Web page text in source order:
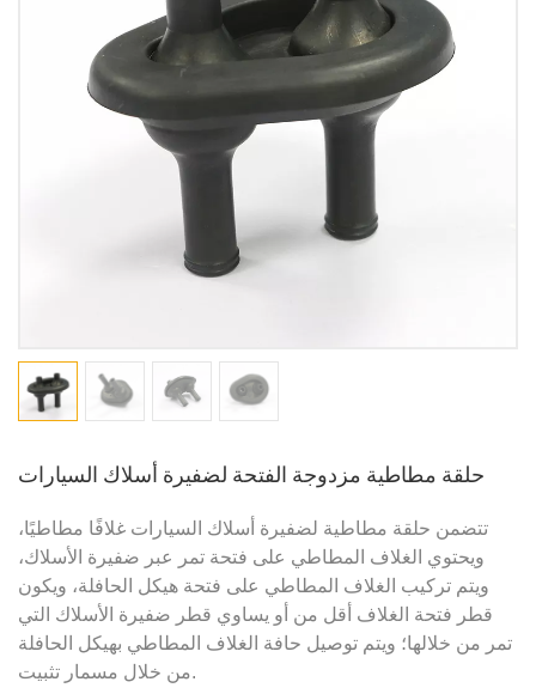
حلقة مطاطية مزدوجة الفتحة لضفيرة أسلاك السيارات
تتضمن حلقة مطاطية لضفيرة أسلاك السيارات غلافًا مطاطيًا،
ويحتوي الغلاف المطاطي على فتحة تمر عبر ضفيرة الأسلاك،
ويتم تركيب الغلاف المطاطي على فتحة هيكل الحافلة، ويكون
قطر فتحة الغلاف أقل من أو يساوي قطر ضفيرة الأسلاك التي
تمر من خلالها؛ ويتم توصيل حافة الغلاف المطاطي بهيكل الحافلة
من خلال مسمار تثبيت.